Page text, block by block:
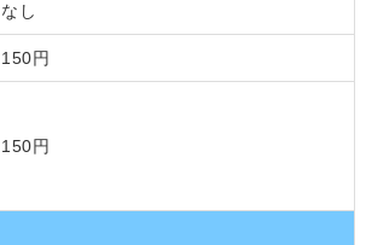
なし
150円
150円